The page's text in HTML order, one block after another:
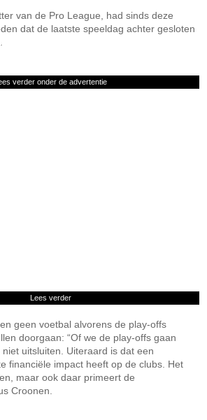
van de Pro League, had sinds deze
dat de laatste speeldag achter gesloten
verder onder de advertentie
Lees verder
geen voetbal alvorens de play-offs
doorgaan: “Of we de play-offs gaan
uitsluiten. Uiteraard is dat een
financiële impact heeft op de clubs. Het
maar ook daar primeert de
Croonen.